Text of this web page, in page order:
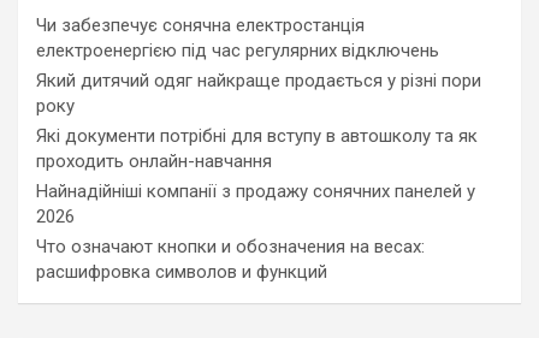
Чи забезпечує сонячна електростанція
електроенергією під час регулярних відключень
Який дитячий одяг найкраще продається у різні пори
року
Які документи потрібні для вступу в автошколу та як
проходить онлайн-навчання
Найнадійніші компанії з продажу сонячних панелей у
2026
Что означают кнопки и обозначения на весах:
расшифровка символов и функций